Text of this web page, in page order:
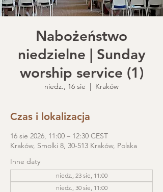
Nabożeństwo
niedzielne | Sunday
worship service (1)
niedz., 16 sie
  |
Kraków
Czas i lokalizacja
16 sie 2026, 11:00 – 12:30 CEST
Kraków, Smolki 8, 30-513 Kraków, Polska
Inne daty
niedz., 23 sie, 11:00
niedz., 30 sie, 11:00